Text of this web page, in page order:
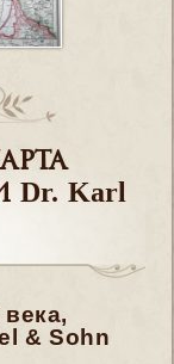
Karl
& Sohn